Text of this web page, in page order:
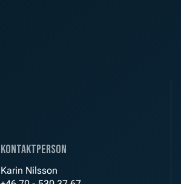
Kontaktperson
Karin Nilsson